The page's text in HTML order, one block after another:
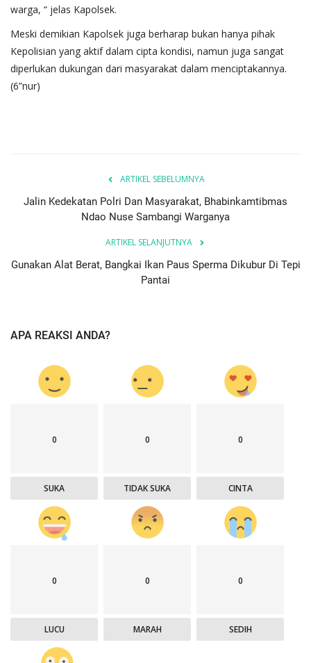
warga, “ jelas Kapolsek.
Meski demikian Kapolsek juga berharap bukan hanya pihak
Kepolisian yang aktif dalam cipta kondisi, namun juga sangat
diperlukan dukungan dari masyarakat dalam menciptakannya.
(6”nur)
ARTIKEL SEBELUMNYA
Jalin Kedekatan Polri Dan Masyarakat, Bhabinkamtibmas
Ndao Nuse Sambangi Warganya
ARTIKEL SELANJUTNYA
Gunakan Alat Berat, Bangkai Ikan Paus Sperma Dikubur Di Tepi
Pantai
APA REAKSI ANDA?
0
SUKA
0
TIDAK SUKA
0
CINTA
0
LUCU
0
MARAH
0
SEDIH